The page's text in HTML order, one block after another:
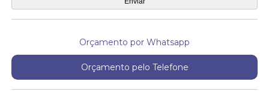
Orçamento por Whatsapp
Orçamento pelo Telefone